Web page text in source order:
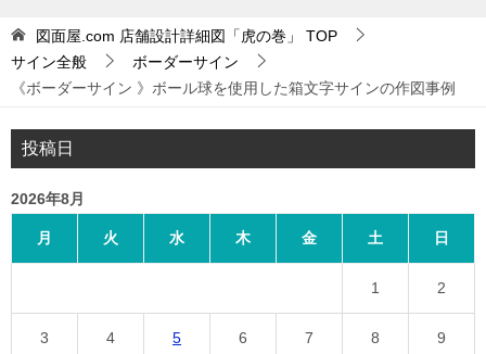
図面屋.com 店舗設計詳細図「虎の巻」
TOP
サイン全般
ボーダーサイン
《ボーダーサイン 》ボール球を使用した箱文字サインの作図事例
投稿日
2026年8月
月 火 水 木 金 土 日
1 2
3 4 5 6 7 8 9